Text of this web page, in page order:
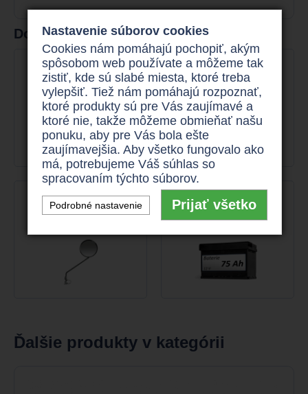
Doporučené príslušenstvo
DRÔTENÝ KOŠÍK
80 €
DRŽIAK NA PALICE
55 €
ZRKADLO
BATÉRIA 75 AH - K
VOZÍKU
od225 €
Ďalšie produkty v kategórii
Nastavenie súborov cookies
Cookies nám pomáhajú pochopiť, akým
spôsobom web používate a môžeme tak
zistiť, kde sú slabé miesta, ktoré treba
vylepšiť. Tiež nám pomáhajú rozpoznať,
ktoré produkty sú pre Vás zaujímavé a
ktoré nie, takže môžeme obmieňať našu
ponuku, aby pre Vás bola ešte
zaujímavejšia. Aby všetko fungovalo ako
má, potrebujeme Váš súhlas so
spracovaním týchto súborov.
Podrobné nastavenie Prijať všetko